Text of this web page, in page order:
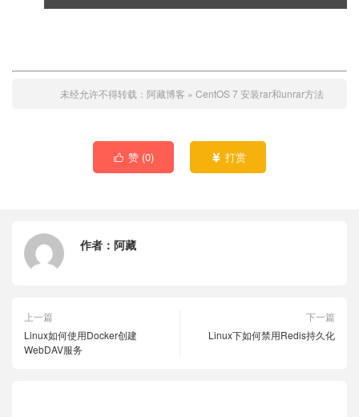
未经允许不得转载： 阿藏博客 » CentOS 7 安装rar和unrar方法
 赞 (0)  打赏
作者： 阿藏
上一篇
Linux如何使用Docker创建
WebDAV服务
下一篇
Linux下如何禁用Redis持久化